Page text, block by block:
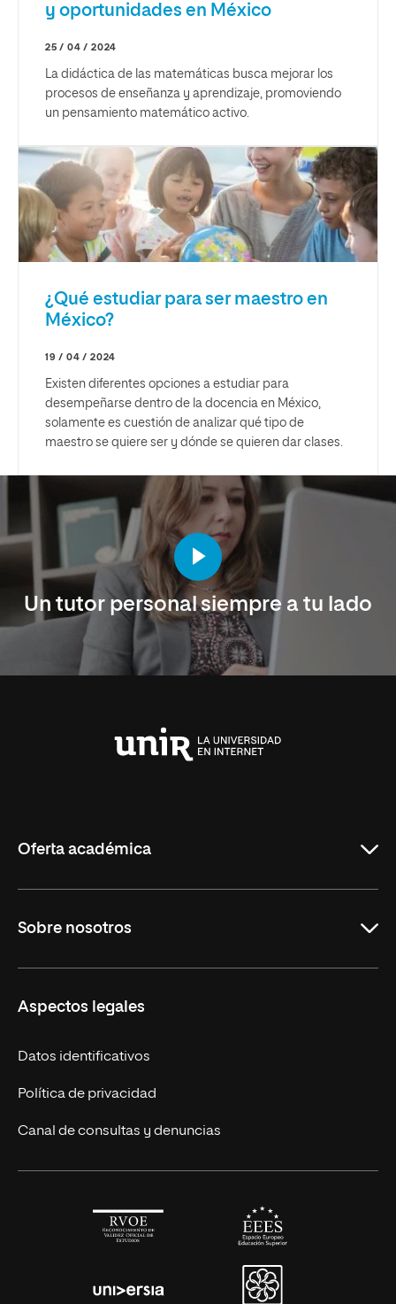
y oportunidades en México
25 / 04 / 2024
La didáctica de las matemáticas busca mejorar los
procesos de enseñanza y aprendizaje, promoviendo
un pensamiento matemático activo.
¿Qué estudiar para ser maestro en
México?
19 / 04 / 2024
Existen diferentes opciones a estudiar para
desempeñarse dentro de la docencia en México,
solamente es cuestión de analizar qué tipo de
maestro se quiere ser y dónde se quieren dar clases.
Un tutor personal siempre a tu lado
Oferta académica
Licenciaturas en línea
Másteres Europeos
Cursos Europeos
Títulos Americanos
Alianza Newman
Sobre nosotros
Nuestros alumnos
Únete a nosotros
Actualidad
Solicita información
Aspectos legales
Datos identificativos
Política de privacidad
Canal de consultas y denuncias